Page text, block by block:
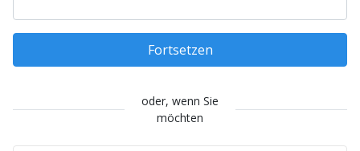
Fortsetzen
oder, wenn Sie
möchten